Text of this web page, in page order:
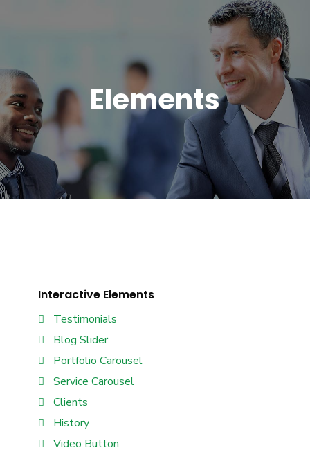
Elements
Interactive Elements
Testimonials
Blog Slider
Portfolio Carousel
Service Carousel
Clients
History
Video Button